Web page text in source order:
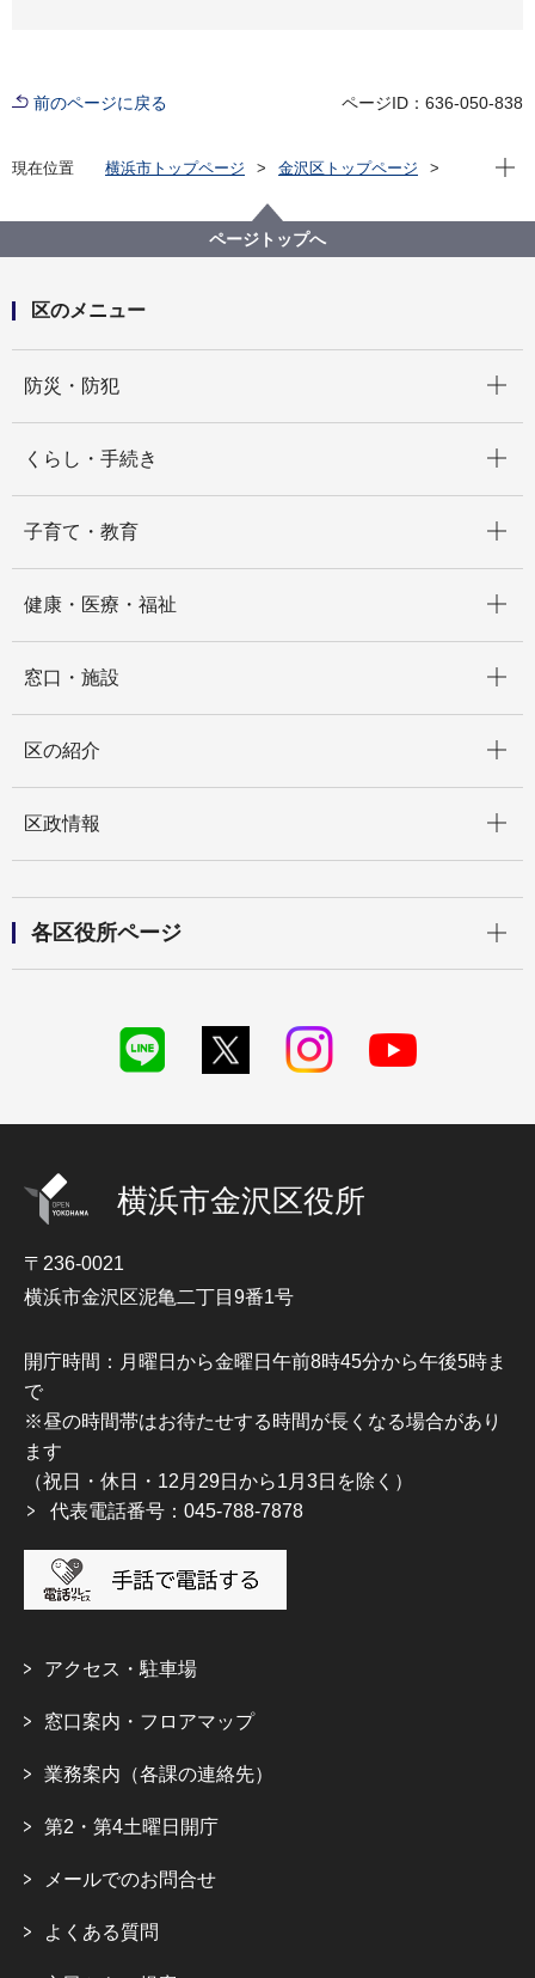
前のページに戻る ページID：636-050-838
現在位置 横浜市トップページ
金沢区トップページ
指定管理者公募・選定結果
令和９年度～令和13年度 横浜市西柴地域ケアプラザ
及び横浜市西柴コミュニティハウス第２期指定管理者
現在
ページトップへ
区のメニュー
防災・防犯
くらし・手続き
子育て・教育
健康・医療・福祉
窓口・施設
区の紹介
区政情報
各区役所ページ
横浜市金沢区役所
〒236-0021
横浜市金沢区泥亀二丁目9番1号
開庁時間：月曜日から金曜日午前8時45分から午後5時ま
で
※昼の時間帯はお待たせする時間が長くなる場合があり
ます
（祝日・休日・12月29日から1月3日を除く）
代表電話番号：045-788-7878
アクセス・駐車場
窓口案内・フロアマップ
業務案内（各課の連絡先）
第2・第4土曜日開庁
メールでのお問合せ
よくある質問